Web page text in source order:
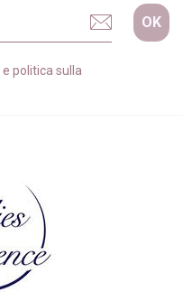
e politica sulla